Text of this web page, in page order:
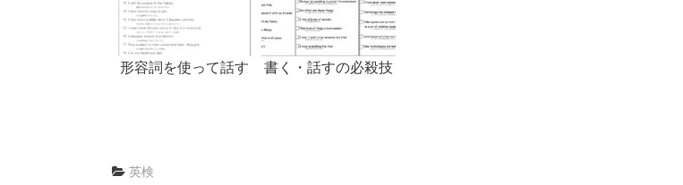
形容詞を使って話す 書く・話すの必殺技
英検